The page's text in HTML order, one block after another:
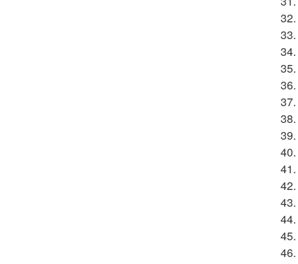
32.
33.
34.
35.
36.
37.
38.
39.
40.
41.
42.
43.
44.
45.
46.